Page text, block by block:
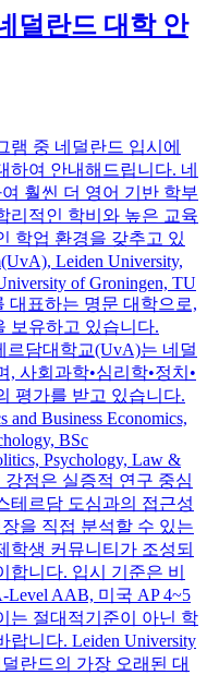
덜란드 대학 안
램 중 네덜란드 입시에
하여 안내해드립니다. 네
훨씬 더 영어 기반 학부
리적인 학비와 높은 교육
학업 환경을 갖추고 있
Leiden University,
of Groningen, TU
대표하는 명문 대학으로,
보유하고 있습니다.
르담대학교(UvA)는 네덜
사회과학•심리학•정치•
평가를 받고 있습니다.
Business Economics,
BSc
Psychology, Law &
점은 실증적 연구 중심
테르담 도심과의 접근성
을 직접 분석할 수 있는
학생 커뮤니티가 조성되
니다. 입시 기준은 비
Level AAB, 미국 AP 4~5
는 절대적기준이 아닌 학
니다. Leiden University
란드의 가장 오래된 대